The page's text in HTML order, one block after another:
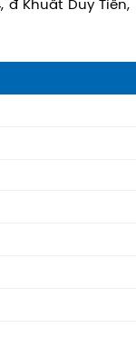
đ Khuất Duy
IE3